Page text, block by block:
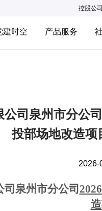
控股公
建时空 产品服务
公司泉州市分公
投部场地改造项
2026-
泉州市分公司